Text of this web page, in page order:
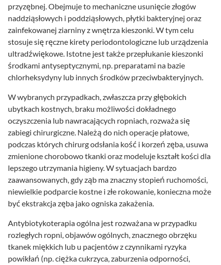
przyzębnej. Obejmuje to mechaniczne usunięcie złogów
naddziąsłowych i poddziąsłowych, płytki bakteryjnej oraz
zainfekowanej ziarniny z wnętrza kieszonki. W tym celu
stosuje się ręczne kirety periodontologiczne lub urządzenia
ultradźwiękowe. Istotne jest także przepłukanie kieszonki
środkami antyseptycznymi, np. preparatami na bazie
chlorheksydyny lub innych środków przeciwbakteryjnych.
W wybranych przypadkach, zwłaszcza przy głębokich
ubytkach kostnych, braku możliwości dokładnego
oczyszczenia lub nawracających ropniach, rozważa się
zabiegi chirurgiczne. Należą do nich operacje płatowe,
podczas których chirurg odsłania kość i korzeń zęba, usuwa
zmienione chorobowo tkanki oraz modeluje kształt kości dla
lepszego utrzymania higieny. W sytuacjach bardzo
zaawansowanych, gdy ząb ma znaczny stopień ruchomości,
niewielkie podparcie kostne i złe rokowanie, konieczna może
być ekstrakcja zęba jako ogniska zakażenia.
Antybiotykoterapia ogólna jest rozważana w przypadku
rozległych ropni, objawów ogólnych, znacznego obrzęku
tkanek miękkich lub u pacjentów z czynnikami ryzyka
powikłań (np. ciężka cukrzyca, zaburzenia odporności,